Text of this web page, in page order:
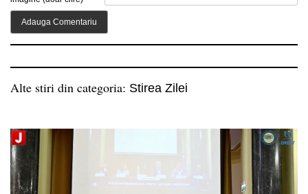
Alte stiri din categoria: Stirea Zilei